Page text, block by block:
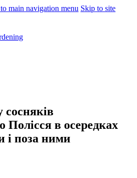
main navigation menu Skip to site
сосняків
в осередках
і поза ними